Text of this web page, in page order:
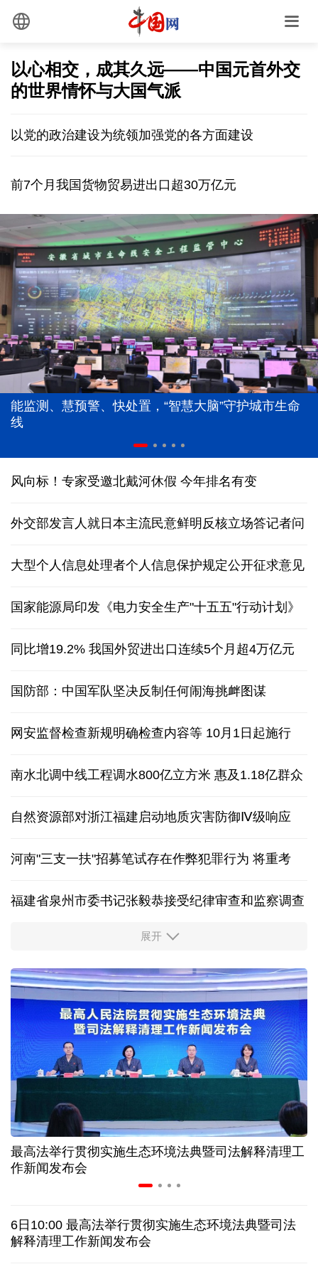
以心相交，成其久远——中国元首外交
的世界情怀与大国气派
以党的政治建设为统领加强党的各方面建设
前7个月我国货物贸易进出口超30万亿元
能监测、慧预警、快处置，“智慧大脑”守护城市生命
线
风向标！专家受邀北戴河休假 今年排名有变
外交部发言人就日本主流民意鲜明反核立场答记者问
大型个人信息处理者个人信息保护规定公开征求意见
国家能源局印发《电力安全生产"十五五"行动计划》
同比增19.2% 我国外贸进出口连续5个月超4万亿元
国防部：中国军队坚决反制任何闹海挑衅图谋
网安监督检查新规明确检查内容等 10月1日起施行
南水北调中线工程调水800亿立方米 惠及1.18亿群众
自然资源部对浙江福建启动地质灾害防御Ⅳ级响应
河南"三支一扶"招募笔试存在作弊犯罪行为 将重考
福建省泉州市委书记张毅恭接受纪律审查和监察调查
东航：国内客票提前14天免费退改
近346亿元 广东电网交出上半年投资建设亮眼答卷
31省份上半年外贸成绩单出炉 见证产业提质跃迁
比一张A4纸还要薄！我国高端钢材迎来密集突破
让药品更好触达患者 多款新药选择网络平台首发
7月份中国仓储指数保持扩张 行业运行韧性较强
乌总统呼吁向乌提供更多导弹 特朗普：我们也想要
展开
最高法举行贯彻实施生态环境法典暨司法解释清理工
作新闻发布会
6日10:00 最高法举行贯彻实施生态环境法典暨司法
解释清理工作新闻发布会